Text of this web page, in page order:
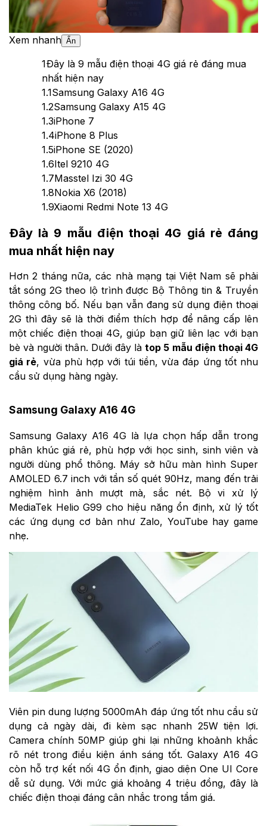
Xem nhanh Ẩn
1Đây là 9 mẫu điện thoại 4G giá rẻ đáng mua
nhất hiện nay
1.1Samsung Galaxy A16 4G
1.2Samsung Galaxy A15 4G
1.3iPhone 7
1.4iPhone 8 Plus
1.5iPhone SE (2020)
1.6Itel 9210 4G
1.7Masstel Izi 30 4G
1.8Nokia X6 (2018)
1.9Xiaomi Redmi Note 13 4G
Đây là 9 mẫu điện thoại 4G giá rẻ đáng
mua nhất hiện nay
Hơn 2 tháng nữa, các nhà mạng tại Việt Nam sẽ phải
tắt sóng 2G theo lộ trình được Bộ Thông tin & Truyền
thông công bố. Nếu bạn vẫn đang sử dụng điện thoại
2G thì đây sẽ là thời điểm thích hợp để nâng cấp lên
một chiếc điện thoại 4G, giúp bạn giữ liên lạc với bạn
bè và người thân. Dưới đây làtop 5 mẫu điện thoại 4G
giá rẻ, vừa phù hợp với túi tiền, vừa đáp ứng tốt nhu
cầu sử dụng hàng ngày.
Samsung Galaxy A16 4G
Samsung Galaxy A16 4G là lựa chọn hấp dẫn trong
phân khúc giá rẻ, phù hợp với học sinh, sinh viên và
người dùng phổ thông. Máy sở hữu màn hình Super
AMOLED 6.7 inch với tần số quét 90Hz, mang đến trải
nghiệm hình ảnh mượt mà, sắc nét. Bộ vi xử lý
MediaTek Helio G99 cho hiệu năng ổn định, xử lý tốt
các ứng dụng cơ bản như Zalo, YouTube hay game
nhẹ.
Viên pin dung lượng 5000mAh đáp ứng tốt nhu cầu sử
dụng cả ngày dài, đi kèm sạc nhanh 25W tiện lợi.
Camera chính 50MP giúp ghi lại những khoảnh khắc
rõ nét trong điều kiện ánh sáng tốt. Galaxy A16 4G
còn hỗ trợ kết nối 4G ổn định, giao diện One UI Core
dễ sử dụng. Với mức giá khoảng 4 triệu đồng, đây là
chiếc điện thoại đáng cân nhắc trong tầm giá.